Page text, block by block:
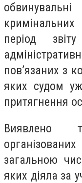
період
пов’язаних з
яких судом
притягнення
Виявлено
загальною
яких діяла за